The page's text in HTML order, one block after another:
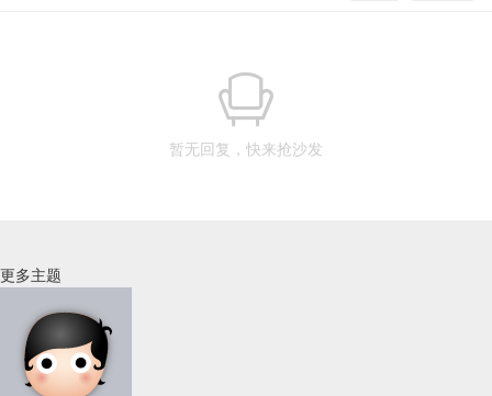
暂无回复，快来抢沙发
更多主题